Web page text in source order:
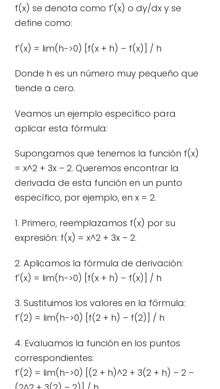
f(x) se denota como f'(x) o dy/dx y se
define como:
f'(x) = lim(h->0) [f(x + h) – f(x)] / h
Donde h es un número muy pequeño que
tiende a cero.
Veamos un ejemplo específico para
aplicar esta fórmula:
Supongamos que tenemos la función f(x)
= x^2 + 3x – 2. Queremos encontrar la
derivada de esta función en un punto
específico, por ejemplo, en x = 2.
1. Primero, reemplazamos f(x) por su
expresión: f(x) = x^2 + 3x – 2.
2. Aplicamos la fórmula de derivación:
f'(x) = lim(h->0) [f(x + h) – f(x)] / h
3. Sustituimos los valores en la fórmula:
f'(2) = lim(h->0) [f(2 + h) – f(2)] / h
4. Evaluamos la función en los puntos
correspondientes:
f'(2) = lim(h->0) [(2 + h)^2 + 3(2 + h) – 2 –